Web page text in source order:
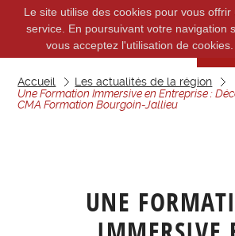
Accueil
Les actualités de la région
Une Formation Immersive en Entreprise :
CMA Formation Bourgoin-Jallieu
UNE
Le site utilise des cookies pour vous offrir
service. En poursuivant votre navigation
vous acceptez l'utilisation de cookies.